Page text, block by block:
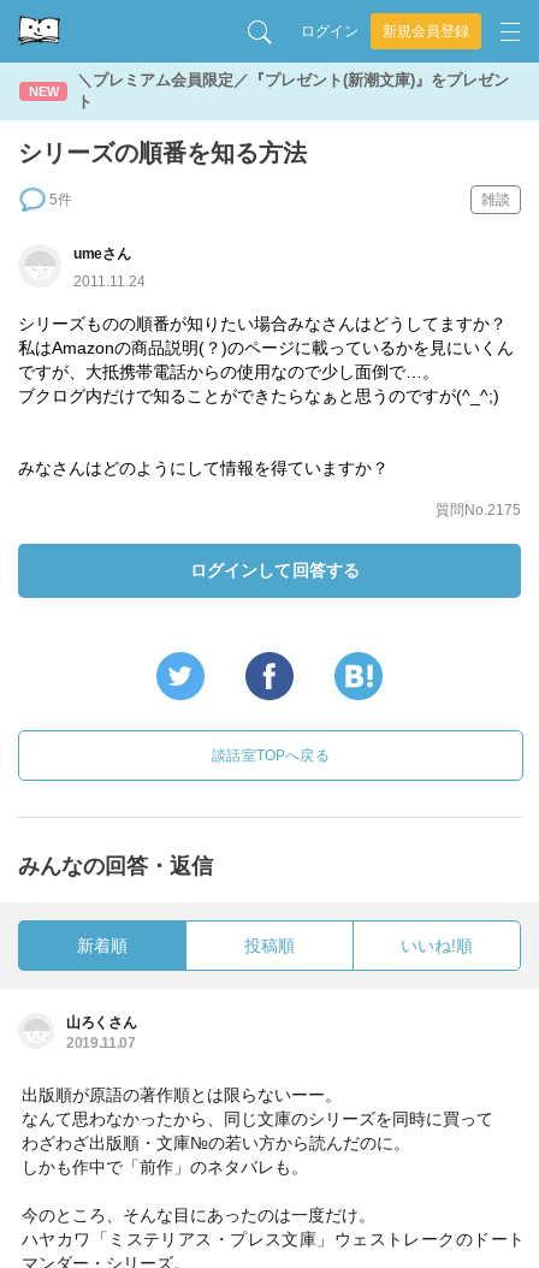
ログイン 新規会員登録
NEW
＼プレミアム会員限定／『プレゼント(新潮文庫)』をプレゼン
ト
シリーズの順番を知る方法
5件 雑談
umeさん
2011.11.24
シリーズものの順番が知りたい場合みなさんはどうしてますか？
私はAmazonの商品説明(？)のページに載っているかを見にいくん
ですが、大抵携帯電話からの使用なので少し面倒で…。
ブクログ内だけで知ることができたらなぁと思うのですが(^_^;)
みなさんはどのようにして情報を得ていますか？
質問No.2175
ログインして回答する
談話室TOPへ戻る
みんなの回答・返信
新着順 投稿順 いいね!順
山ろくさん
2019.11.07
出版順が原語の著作順とは限らないーー。
なんて思わなかったから、同じ文庫のシリーズを同時に買って
わざわざ出版順・文庫№の若い方から読んだのに。
しかも作中で「前作」のネタバレも。
今のところ、そんな目にあったのは一度だけ。
ハヤカワ「ミステリアス・プレス文庫」ウェストレークのドート
マンダー・シリーズ。